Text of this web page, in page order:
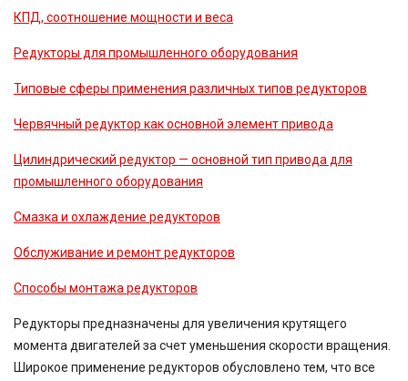
КПД, соотношение мощности и веса
Редукторы для промышленного оборудования
Типовые сферы применения различных типов редукторов
Червячный редуктор как основной элемент привода
Цилиндрический редуктор — основной тип привода для
промышленного оборудования
Смазка и охлаждение редукторов
Обслуживание и ремонт редукторов
Способы монтажа редукторов
Редукторы предназначены для увеличения крутящего
момента двигателей за счет уменьшения скорости вращения.
Широкое применение редукторов обусловлено тем, что все